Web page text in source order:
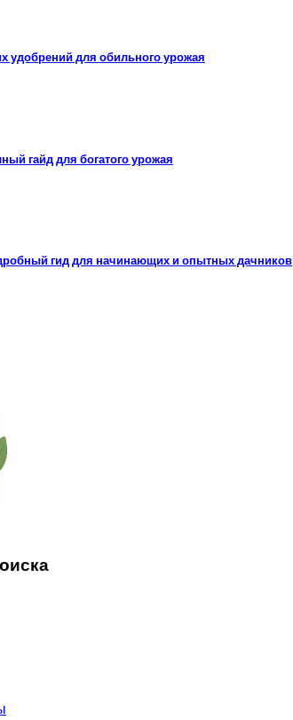
для обильного урожая
гайд для богатого урожая
гид для начинающих и опытных дачников